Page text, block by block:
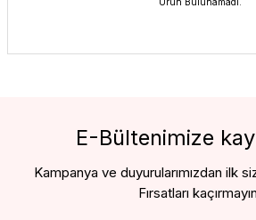
E-Bültenimize
Kampanya ve duyurularımızdan ilk
Fırsatları